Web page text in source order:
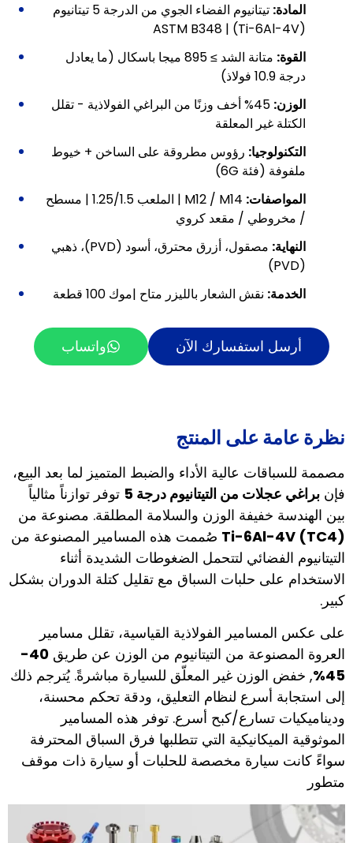
المادة:
تيتانيوم الفضاء الجوي من الدرجة 5 تيتانيوم
(Ti-6Al-4V) | ASTM B348
القوة:
متانة الشد ≥ 895 ميجا باسكال (ما يعادل
درجة 10.9 فولاذ)
الوزن:
45% أخف وزنًا من البراغي الفولاذية - تقلل
الكتلة غير المعلقة
التكنولوجيا: رؤوس مطروقة على الساخن + خيوط
ملفوفة (فئة 6G)
المواصفات:
M12 / M14 | الملعب 1.25/1.5 | مسطح
/ مخروطي / مقعد كروي
النهاية:
مصقول، أزرق محترق، أسود (PVD)، ذهبي
(PVD)
الخدمة: نقش الشعار بالليزر متاح |موك 100 قطعة
أرسل استفسارك الآن واتساب
نظرة عامة على المنتج
مصممة للسباقات عالية الأداء والضبط المتميز لما بعد البيع،
فإن براغي عجلات من التيتانيوم درجة 5
توفر توازناً مثالياً
بين الهندسة خفيفة الوزن والسلامة المطلقة. مصنوعة من
Ti-6Al-4V (TC4) صُممت هذه المسامير المصنوعة من
التيتانيوم الفضائي لتتحمل الضغوطات الشديدة أثناء
الاستخدام على حلبات السباق مع تقليل كتلة الدوران بشكل
كبير.
على عكس المسامير الفولاذية القياسية، تقلل مسامير
العروة المصنوعة من التيتانيوم من الوزن عن طريق
40-
45%
, خفض الوزن غير المعلّق للسيارة مباشرةً. يُترجم ذلك
إلى استجابة أسرع لنظام التعليق، ودقة تحكم محسنة،
وديناميكيات تسارع/كبح أسرع. توفر هذه المسامير
الموثوقية الميكانيكية التي تتطلبها فرق السباق المحترفة
سواءً كانت سيارة مخصصة للحلبات أو سيارة ذات موقف
متطور